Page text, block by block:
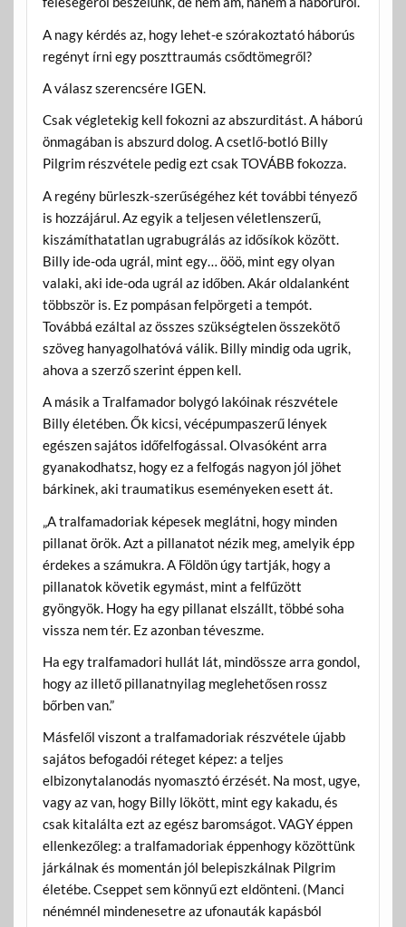
A nagy kérdés az, hogy lehet-e szórakoztató háborús
regényt írni egy poszttraumás csődtömegről?
A válasz szerencsére IGEN.
Csak végletekig kell fokozni az abszurditást. A háború
önmagában is abszurd dolog. A csetlő-botló Billy
Pilgrim részvétele pedig ezt csak TOVÁBB fokozza.
A regény bürleszk-szerűségéhez két további tényező
is hozzájárul. Az egyik a teljesen véletlenszerű,
kiszámíthatatlan ugrabugrálás az idősíkok között.
Billy ide-oda ugrál, mint egy… ööö, mint egy olyan
valaki, aki ide-oda ugrál az időben. Akár oldalanként
többször is. Ez pompásan felpörgeti a tempót.
Továbbá ezáltal az összes szükségtelen összekötő
szöveg hanyagolhatóvá válik. Billy mindig oda ugrik,
ahova a szerző szerint éppen kell.
A másik a Tralfamador bolygó lakóinak részvétele
Billy életében. Ők kicsi, vécépumpaszerű lények
egészen sajátos időfelfogással. Olvasóként arra
gyanakodhatsz, hogy ez a felfogás nagyon jól jöhet
bárkinek, aki traumatikus eseményeken esett át.
„A tralfamadoriak képesek meglátni, hogy minden
pillanat örök. Azt a pillanatot nézik meg, amelyik épp
érdekes a számukra. A Földön úgy tartják, hogy a
pillanatok követik egymást, mint a felfűzött
gyöngyök. Hogy ha egy pillanat elszállt, többé soha
vissza nem tér. Ez azonban téveszme.
Ha egy tralfamadori hullát lát, mindössze arra gondol,
hogy az illető pillanatnyilag meglehetősen rossz
bőrben van.”
Másfelől viszont a tralfamadoriak részvétele újabb
sajátos befogadói réteget képez: a teljes
elbizonytalanodás nyomasztó érzését. Na most, ugye,
vagy az van, hogy Billy lökött, mint egy kakadu, és
csak kitalálta ezt az egész baromságot. VAGY éppen
ellenkezőleg: a tralfamadoriak éppenhogy közöttünk
járkálnak és momentán jól belepiszkálnak Pilgrim
életébe. Cseppet sem könnyű ezt eldönteni. (Manci
nénémnél mindenesetre az ufonauták kapásból